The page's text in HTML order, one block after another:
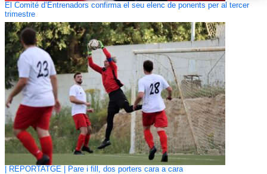
El Comité d’Entrenadors confirma el seu elenc de ponents per al tercer
trimestre
| REPORTATGE | Pare i fill, dos porters cara a cara